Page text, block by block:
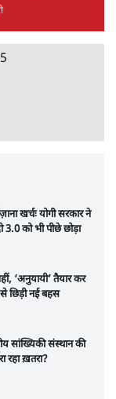
खर्चः योगी सरकार ने
3.0 को भी पीछे छोड़ा
नहीं, ‘अनुयायी’ तैयार कर
छिड़ी नई बहस
सांख्यिकी संस्थान की
रहा ख़तरा?